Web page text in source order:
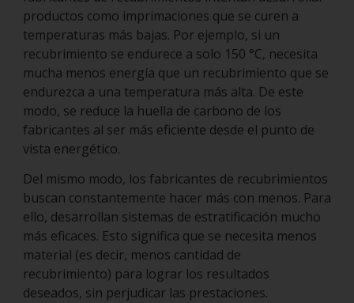
productos como imprimaciones que se curen a
temperaturas más bajas. Por ejemplo, si un
recubrimiento se endurece a solo 150 °C, necesita
mucha menos energía que un recubrimiento que se
endurezca a una temperatura más alta. De este
modo, se reduce la huella de carbono de los
fabricantes al ser más eficiente desde el punto de
vista energético.
Del mismo modo, los fabricantes de recubrimientos
buscan constantemente hacer más con menos. Para
ello, desarrollan sistemas de estratificación mucho
más eficaces. Esto significa que se necesita menos
material (es decir, menos cantidad de
recubrimiento) para lograr los resultados
deseados, sin perjudicar las prestaciones.